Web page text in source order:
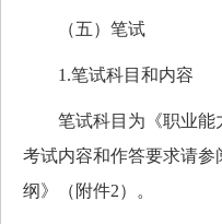
（五）笔试
1.笔试科目和内容
笔试科目为《职业能力
考试内容和作答要求请参
纲》（附件2）。